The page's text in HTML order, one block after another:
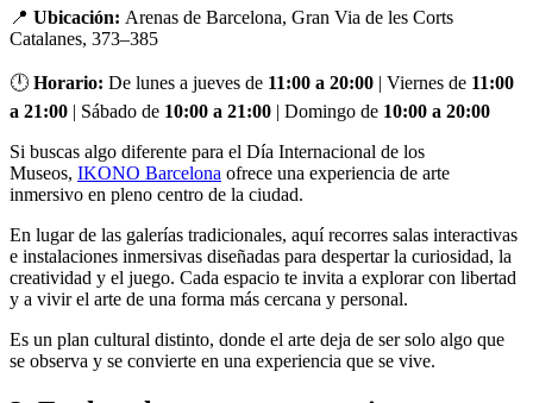
📍 Ubicación: Arenas de Barcelona, Gran Via de les Corts
Catalanes, 373–385
🕛 Horario: De lunes a jueves de 11:00 a 20:00 | Viernes de 11:00
a 21:00 | Sábado de 10:00 a 21:00 | Domingo de 10:00 a 20:00
Si buscas algo diferente para el Día Internacional de los
Museos, IKONO Barcelona ofrece una experiencia de arte
inmersivo en pleno centro de la ciudad.
En lugar de las galerías tradicionales, aquí recorres salas interactivas
e instalaciones inmersivas diseñadas para despertar la curiosidad, la
creatividad y el juego. Cada espacio te invita a explorar con libertad
y a vivir el arte de una forma más cercana y personal.
Es un plan cultural distinto, donde el arte deja de ser solo algo que
se observa y se convierte en una experiencia que se vive.